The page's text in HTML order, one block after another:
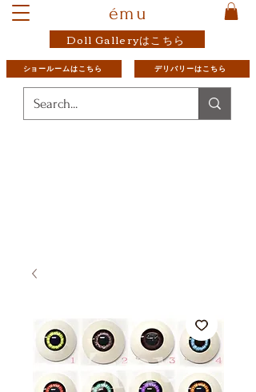
ému
Doll Galleryはこちら
ショールームはこちら デリバリーはこちら